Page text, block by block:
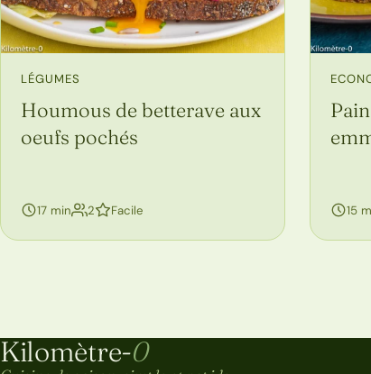
LÉGUMES
Houmous de betterave aux
oeufs pochés
17 min 2personnes
Facile 15
Kilomètre-0
Kilomètre-0